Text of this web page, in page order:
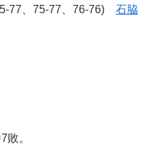
77、75-77、76-76) 石脇
敗。